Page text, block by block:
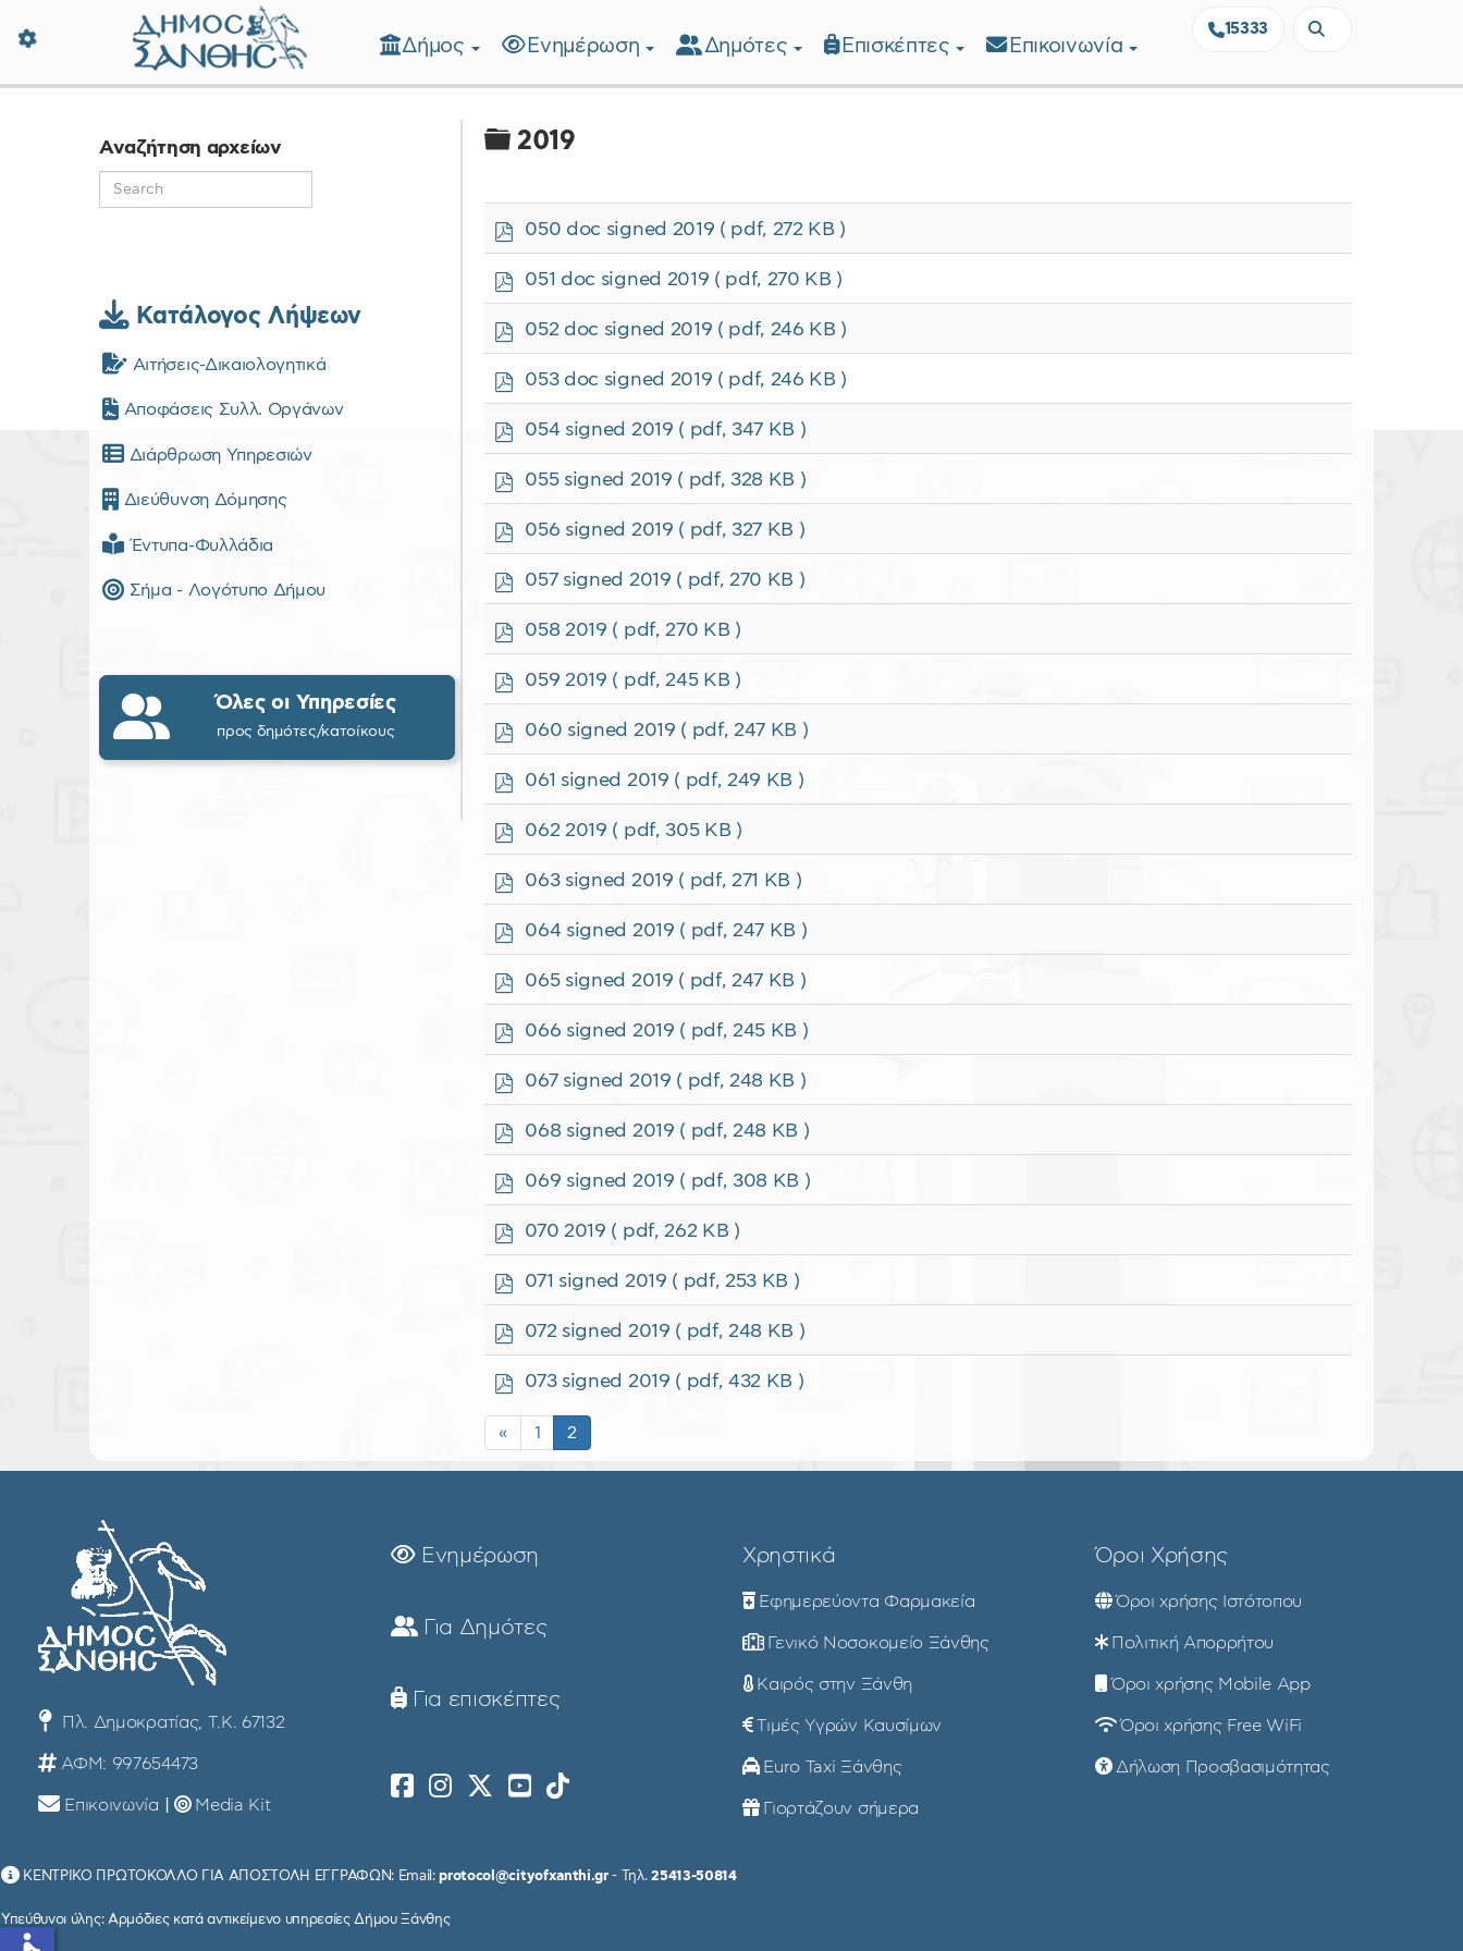
Δήμος Ξάνθης - Επίσημη Ιστοσελίδα
15333
Δήμος Ενημέρωση Δημότες Επισκέπτες Επικοινωνία
Φάκελος
2019
p
050 doc signed 2019 ( pdf, 272 KB )
p
051 doc signed 2019 ( pdf, 270 KB )
p
052 doc signed 2019 ( pdf, 246 KB )
p
053 doc signed 2019 ( pdf, 246 KB )
p
054 signed 2019 ( pdf, 347 KB )
p
055 signed 2019 ( pdf, 328 KB )
p
056 signed 2019 ( pdf, 327 KB )
p
057 signed 2019 ( pdf, 270 KB )
p
058 2019 ( pdf, 270 KB )
p
059 2019 ( pdf, 245 KB )
p
060 signed 2019 ( pdf, 247 KB )
p
061 signed 2019 ( pdf, 249 KB )
p
062 2019 ( pdf, 305 KB )
p
063 signed 2019 ( pdf, 271 KB )
p
064 signed 2019 ( pdf, 247 KB )
p
065 signed 2019 ( pdf, 247 KB )
p
066 signed 2019 ( pdf, 245 KB )
p
067 signed 2019 ( pdf, 248 KB )
p
068 signed 2019 ( pdf, 248 KB )
p
069 signed 2019 ( pdf, 308 KB )
p
070 2019 ( pdf, 262 KB )
p
071 signed 2019 ( pdf, 253 KB )
p
072 signed 2019 ( pdf, 248 KB )
p
f
073 signed 2019 ( pdf, 432 KB )
« 1 2
Αναζήτηση αρχείων
Κατάλογος Λήψεων
Αιτήσεις-Δικαιολογητικά
Αποφάσεις Συλλ. Οργάνων
Διάρθρωση Υπηρεσιών
Διεύθυνση Δόμησης
Έντυπα-Φυλλάδια
Σήμα - Λογότυπο Δήμου
Όλες οι Υπηρεσίες
προς δημότες/κατοίκους
Πλ. Δημοκρατίας, Τ.Κ. 67132
ΑΦΜ: 997654473
Επικοινωνία Media Kit
Ενημέρωση
Για Δημότες
Για επισκέπτες
Χρηστικά
Εφημερεύοντα Φαρμακεία
Γενικό Νοσοκομείο Ξάνθης
Καιρός στην Ξάνθη
Τιμές Υγρών Καυσίμων
Euro Taxi Ξάνθης
Γιορτάζουν σήμερα
Όροι Χρήσης
Όροι χρήσης Ιστότοπου
Πολιτική Απορρήτου
Όροι χρήσης Mobile App
Όροι χρήσης Free WiFi
Δήλωση Προσβασιμότητας
ΚΕΝΤΡΙΚΟ ΠΡΩΤΟΚΟΛΛΟ ΓΙΑ ΑΠΟΣΤΟΛΗ ΕΓΓΡΑΦΩΝ: Email:protocol@cityofxanthi.gr- Τηλ.25413-50814
Υπεύθυνοι ύλης: Αρμόδιες κατά αντικείμενο υπηρεσίες Δήμου Ξάνθης